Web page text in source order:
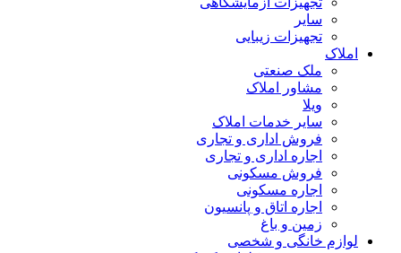
سایر
تجهیزات زیبایی
املاک
ملک صنعتی
مشاور املاک
ویلا
سایر خدمات املاک
فروش اداری و تجاری
اجاره اداری و تجاری
فروش مسکونی
اجاره مسکونی
اجاره اتاق و پانسیون
زمین و باغ
لوازم خانگی و شخصی